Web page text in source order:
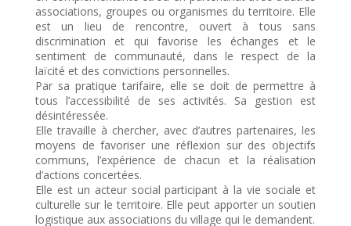
associations, groupes ou organismes du territoire. Elle
est un lieu de rencontre, ouvert à tous sans
discrimination et qui favorise les échanges et le
sentiment de communauté, dans le respect de la
laïcité et des convictions personnelles.
Par sa pratique tarifaire, elle se doit de permettre à
tous l’accessibilité de ses activités. Sa gestion est
désintéressée.
Elle travaille à chercher, avec d’autres partenaires, les
moyens de favoriser une réflexion sur des objectifs
communs, l’expérience de chacun et la réalisation
d’actions concertées.
Elle est un acteur social participant à la vie sociale et
culturelle sur le territoire. Elle peut apporter un soutien
logistique aux associations du village qui le demandent.